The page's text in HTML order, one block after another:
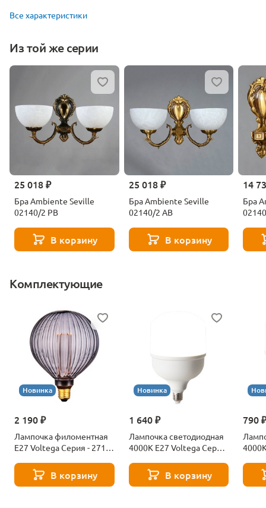
Все характеристики
Из той же серии
25 018 ₽
Бра Ambiente Seville
02140/2 PB
В корзину
25 018 ₽
Бра Ambiente Seville
02140/2 AB
В корзину
14
Бра
Комплектующие
Новинка
2 190 ₽
Лампочка филоментная
Е27 Voltega Серия - 271
В корзину
Новинка
1 640 ₽
Лампочка светодиодная
4000К Е27 Voltega Серия
В корзину
790